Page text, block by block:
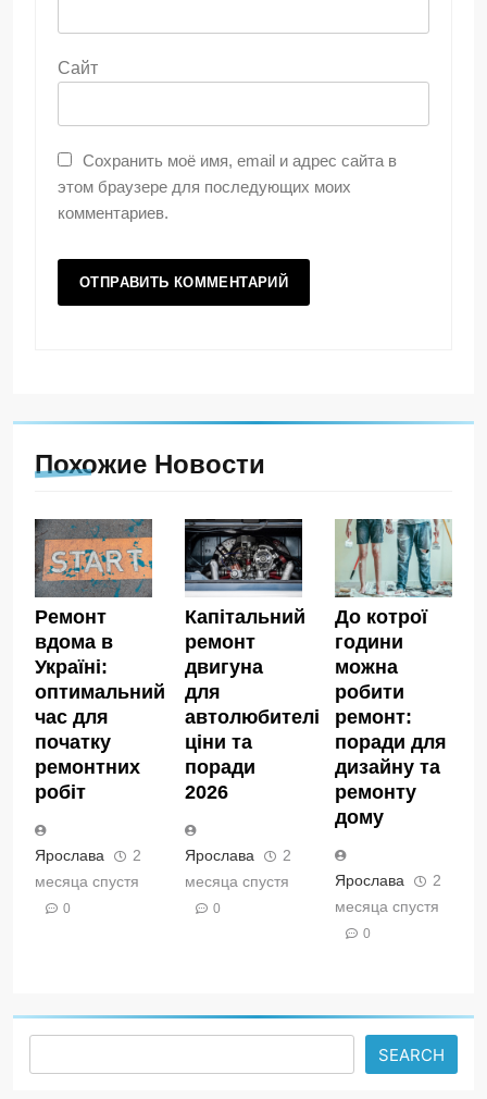
Сайт
Сохранить моё имя, email и адрес сайта в
этом браузере для последующих моих
комментариев.
Похожие Новости
Ремонт
вдома в
Україні:
оптимальний
час для
початку
ремонтних
робіт
Ярослава
2
месяца спустя
0
Капітальний
ремонт
двигуна
для
автолюбителів:
ціни та
поради
2026
Ярослава
2
месяца спустя
0
До котрої
години
можна
робити
ремонт:
поради для
дизайну та
ремонту
дому
Ярослава
2
месяца спустя
0
SEARCH